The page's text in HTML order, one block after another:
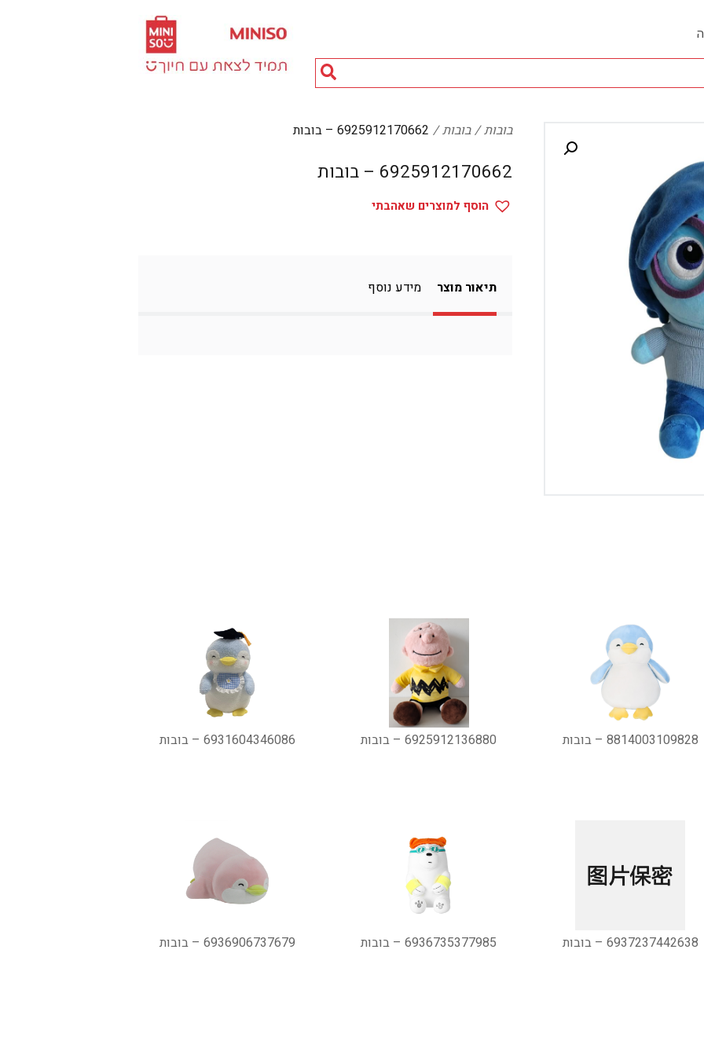
חיפוש
מוצרים...
בובות בובות 6925912170662 – בובות
6925912170662 – בובות
הוסף למוצרים שאהבתי
תיאור מוצר מידע נוסף
8814003109828 – בובות 6925912136880 – בובות 6931604346086 – בובות
6937237442638 – בובות 6936735377985 – בובות 6936906737679 – בובות